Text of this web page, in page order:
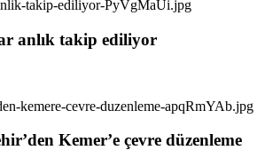
anlık takip ediliyor
Kemer’e çevre düzenleme